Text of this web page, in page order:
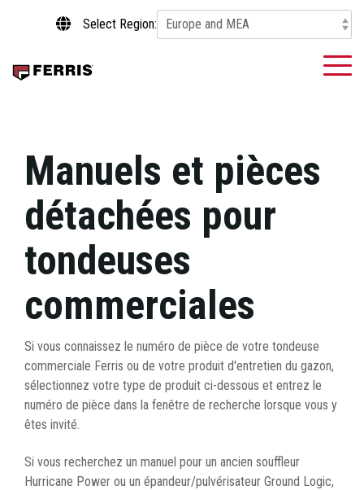
main
Select Region:
Manuels et pièces
détachées pour
tondeuses
commerciales
Si vous connaissez le numéro de pièce de votre tondeuse
commerciale Ferris ou de votre produit d'entretien du gazon,
sélectionnez votre type de produit ci-dessous et entrez le
numéro de pièce dans la fenêtre de recherche lorsque vous y
êtes invité.
Si vous recherchez un manuel pour un ancien souffleur
Hurricane Power ou un épandeur/pulvérisateur Ground Logic,